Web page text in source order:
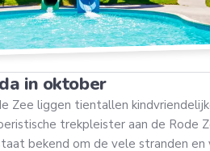
in oktober
Zee liggen tientallen
trekpleister aan de Rode
bekend om de vele stranden en